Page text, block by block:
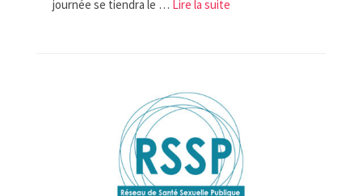
journée se tiendra le … Lire la suite­­